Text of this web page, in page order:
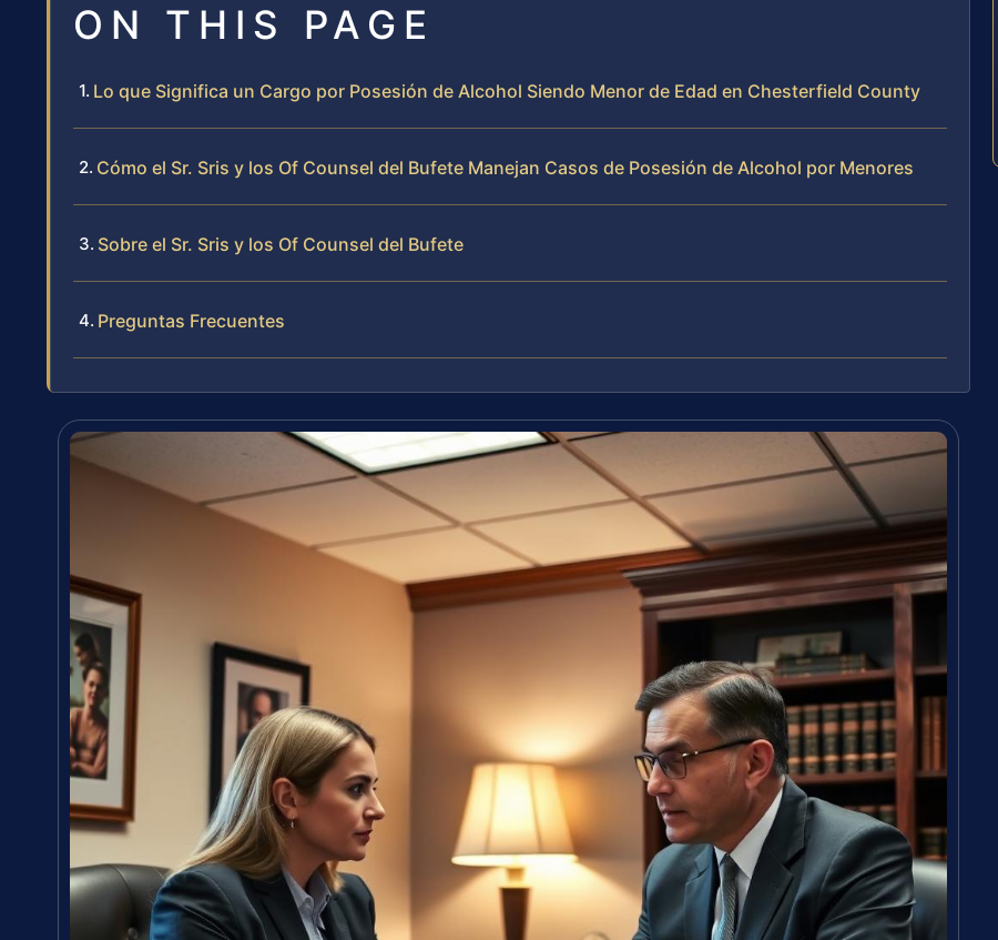
ON THIS PAGE
Lo que Significa un Cargo por Posesión de Alcohol Siendo Menor de Edad en Chesterfield County
Cómo el Sr. Sris y los Of Counsel del Bufete Manejan Casos de Posesión de Alcohol por Menores
Sobre el Sr. Sris y los Of Counsel del Bufete
Preguntas Frecuentes